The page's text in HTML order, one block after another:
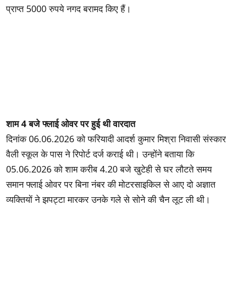
प्राप्त 5000 रुपये नगद बरामद किए हैं।
शाम 4 बजे फ्लाई ओवर पर हुई थी वारदात
दिनांक 06.06.2026 को फरियादी आदर्श कुमार मिश्रा निवासी संस्कार
वैली स्कूल के पास ने रिपोर्ट दर्ज कराई थी। उन्होंने बताया कि
05.06.2026 को शाम करीब 4.20 बजे खुटेही से घर लौटते समय
समान फ्लाई ओवर पर बिना नंबर की मोटरसाइकिल से आए दो अज्ञात
व्यक्तियों ने झपट्टा मारकर उनके गले से सोने की चैन लूट ली थी।